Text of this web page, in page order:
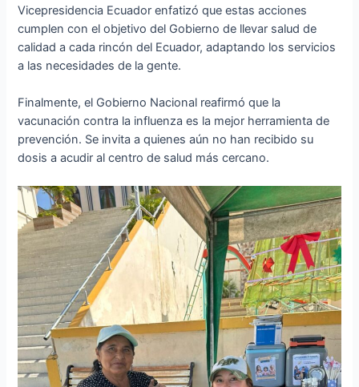
Vicepresidencia Ecuador enfatizó que estas acciones
cumplen con el objetivo del Gobierno de llevar salud de
calidad a cada rincón del Ecuador, adaptando los servicios
a las necesidades de la gente.
Finalmente, el Gobierno Nacional reafirmó que la
vacunación contra la influenza es la mejor herramienta de
prevención. Se invita a quienes aún no han recibido su
dosis a acudir al centro de salud más cercano.